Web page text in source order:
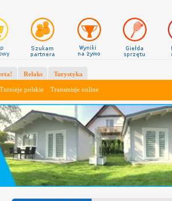
Turnieje polskie Transmisje online
Relaks Turystyka